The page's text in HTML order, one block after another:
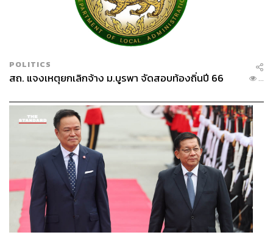
POLITICS
สถ. แจงเหตุยกเลิกจ้าง ม.บูรพา จัดสอบท้องถิ่นปี 66 ...